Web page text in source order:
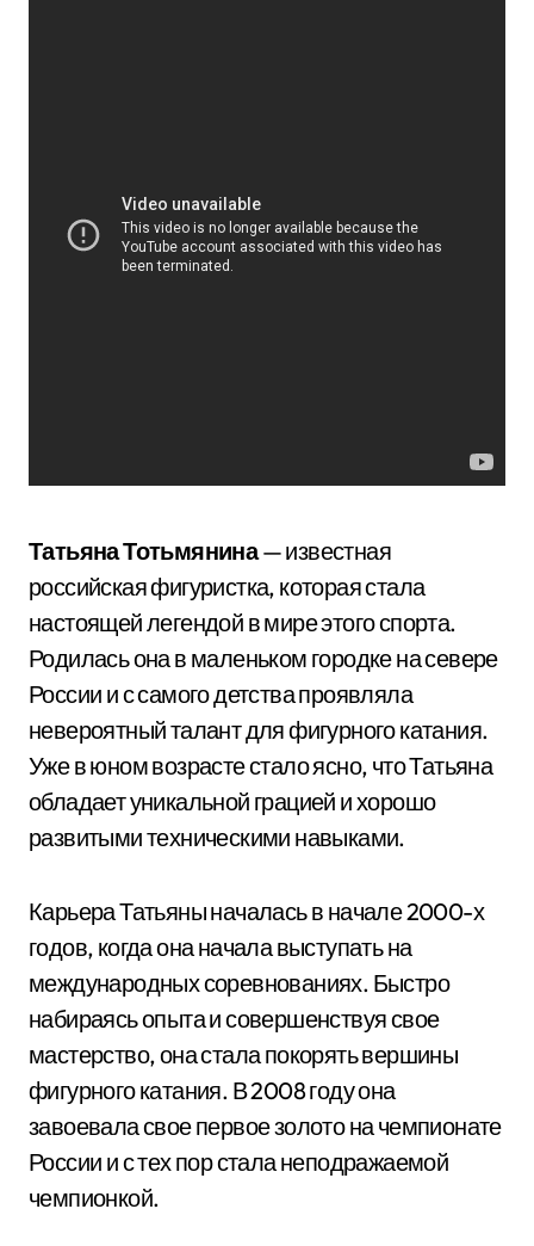
Татьяна Тотьмянина— известная
российская фигуристка, которая стала
настоящей легендой в мире этого спорта.
Родилась она в маленьком городке на севере
России и с самого детства проявляла
невероятный талант для фигурного катания.
Уже в юном возрасте стало ясно, что Татьяна
обладает уникальной грацией и хорошо
развитыми техническими навыками.
Карьера Татьяны началась в начале 2000-х
годов, когда она начала выступать на
международных соревнованиях. Быстро
набираясь опыта и совершенствуя свое
мастерство, она стала покорять вершины
фигурного катания. В 2008 году она
завоевала свое первое золото на чемпионате
России и с тех пор стала неподражаемой
чемпионкой.